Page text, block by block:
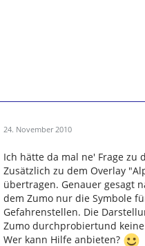
24. November 2010
Ich hätte da mal ne' Frage zu
Zusätzlich zu dem Overlay
übertragen. Genauer gesagt
dem Zumo nur die Symbole
Gefahrenstellen. Die
Zumo durchprobiertund
Wer kann Hilfe anbieten?